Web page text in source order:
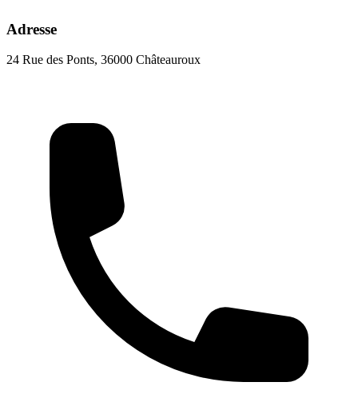
Adresse
24 Rue des Ponts, 36000 Châteauroux